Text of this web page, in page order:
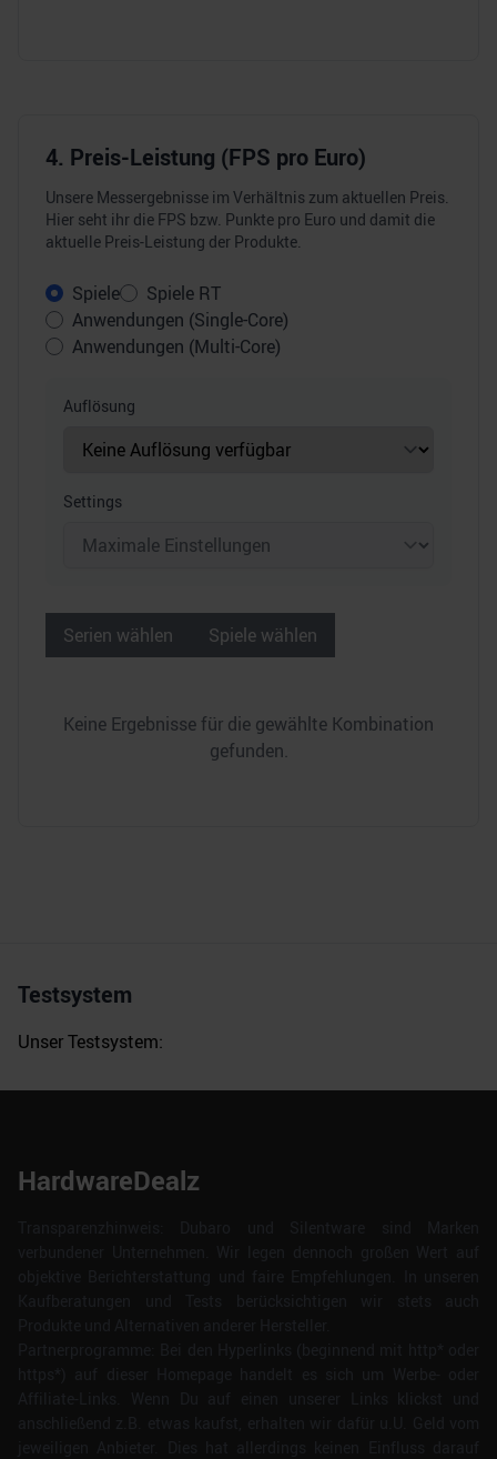
4. Preis-Leistung (FPS pro Euro)
Unsere Messergebnisse im Verhältnis zum aktuellen Preis.
Hier seht ihr die FPS bzw. Punkte pro Euro und damit die
aktuelle Preis-Leistung der Produkte.
Spiele
Spiele RT
Anwendungen (Single-Core)
Anwendungen (Multi-Core)
Auflösung
Settings
Serien wählen Spiele wählen
Keine Ergebnisse für die gewählte Kombination
gefunden.
Testsystem
Unser Testsystem:
HardwareDealz